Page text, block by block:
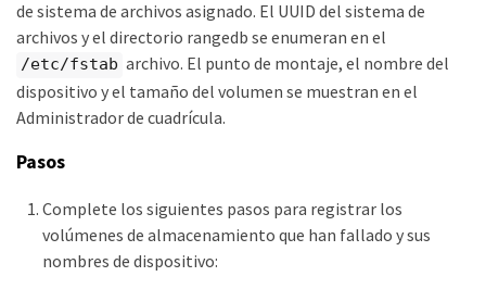
de sistema de archivos asignado. El UUID del sistema de
archivos y el directorio rangedb se enumeran en el
/etc/fstab archivo. El punto de montaje, el nombre del
dispositivo y el tamaño del volumen se muestran en el
Administrador de cuadrícula.
Pasos
Complete los siguientes pasos para registrar los
volúmenes de almacenamiento que han fallado y sus
nombres de dispositivo: